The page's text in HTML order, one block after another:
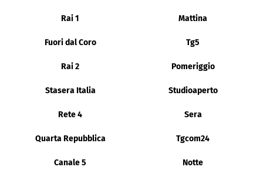
Rai 1 Mattina
Fuori dal Coro Tg5
Rai 2 Pomeriggio
Stasera Italia Studioaperto
Rete 4 Sera
Quarta Repubblica Tgcom24
Canale 5 Notte